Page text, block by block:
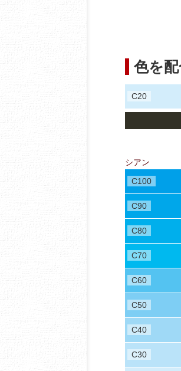
色を
C20
シアン
C100
C90
C80
C70
C60
C50
C40
C30